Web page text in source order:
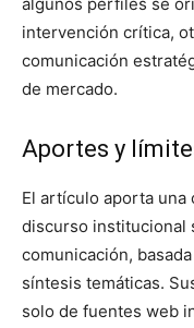
intervención crítica,
comunicación
de mercado.
Aportes y
El artículo aporta una
discurso institucional
comunicación,
síntesis temáticas.
solo de fuentes web